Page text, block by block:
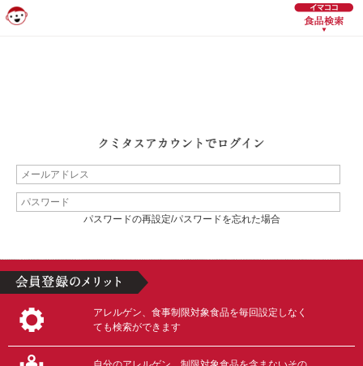
パスワードの再設定/パスワードを忘れた場合
アレルゲン、食事制限対象食品を毎回設定しなく
ても検索ができます